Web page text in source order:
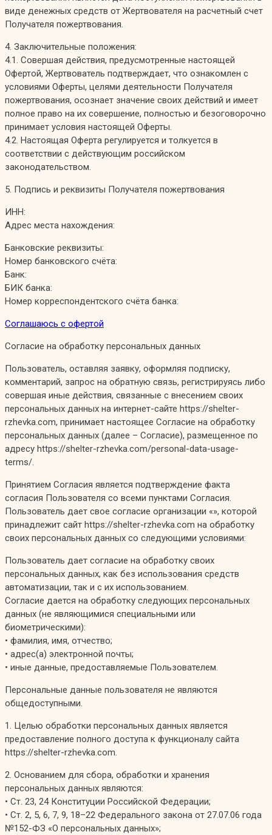
виде денежных средств от Жертвователя на расчетный счет
Получателя пожертвования.
4. Заключительные положения:
4.1. Совершая действия, предусмотренные настоящей
Офертой, Жертвователь подтверждает, что ознакомлен с
условиями Оферты, целями деятельности Получателя
пожертвования, осознает значение своих действий и имеет
полное право на их совершение, полностью и безоговорочно
принимает условия настоящей Оферты.
4.2. Настоящая Оферта регулируется и толкуется в
соответствии с действующим российском
законодательством.
5. Подпись и реквизиты Получателя пожертвования
ИНН:
Адрес места нахождения:
Банковские реквизиты:
Номер банковского счёта:
Банк:
БИК банка:
Номер корреспондентского счёта банка:
Соглашаюсь с офертой
Согласие на обработку персональных данных
Пользователь, оставляя заявку, оформляя подписку,
комментарий, запрос на обратную связь, регистрируясь либо
совершая иные действия, связанные с внесением своих
персональных данных на интернет-сайте https://shelter-
rzhevka.com, принимает настоящее Согласие на обработку
персональных данных (далее – Согласие), размещенное по
адресу https://shelter-rzhevka.com/personal-data-usage-
terms/.
Принятием Согласия является подтверждение факта
согласия Пользователя со всеми пунктами Согласия.
Пользователь дает свое согласие организации «», которой
принадлежит сайт https://shelter-rzhevka.com на обработку
своих персональных данных со следующими условиями:
Пользователь дает согласие на обработку своих
персональных данных, как без использования средств
автоматизации, так и с их использованием.
Согласие дается на обработку следующих персональных
данных (не являющимися специальными или
биометрическими):
• фамилия, имя, отчество;
• адрес(а) электронной почты;
• иные данные, предоставляемые Пользователем.
Персональные данные пользователя не являются
общедоступными.
1. Целью обработки персональных данных является
предоставление полного доступа к функционалу сайта
https://shelter-rzhevka.com.
2. Основанием для сбора, обработки и хранения
персональных данных являются:
• Ст. 23, 24 Конституции Российской Федерации;
• Ст. 2, 5, 6, 7, 9, 18–22 Федерального закона от 27.07.06 года
№152-ФЗ «О персональных данных»;